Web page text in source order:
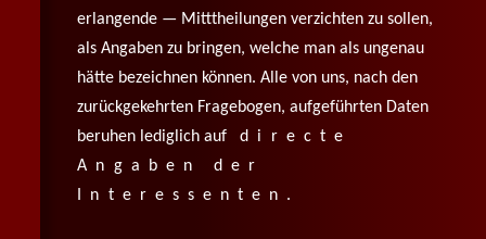
erlangende — Mitttheilungen verzichten zu sollen,
als Angaben zu bringen, welche man als ungenau
hätte bezeichnen können. Alle von uns, nach den
zurückgekehrten Fragebogen, aufgeführten Daten
beruhen lediglich aufdirecte
Angaben der
Interessenten .